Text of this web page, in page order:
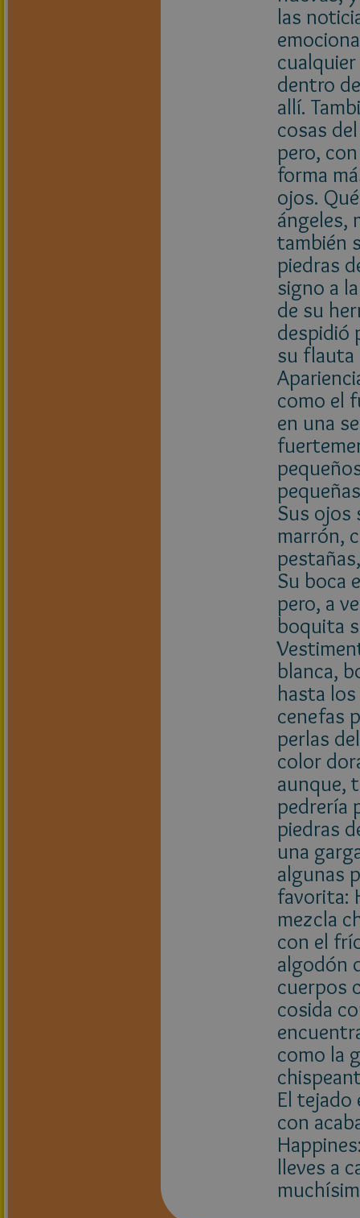
las
dentro
allí.
cosas
pero,
forma
ojos.
ángeles,
también
piedras
signo a
de su
despidió
su flauta
como el
en una
Sus ojos
marrón,
Su boca
pero, a
boquita
blanca,
hasta
cenefas
perlas
color
aunque,
pedrería
piedras
una
algunas
favorita:
mezcla
con el
algodón
cuerpos
cosida
como la
El tejado
con
lleves a